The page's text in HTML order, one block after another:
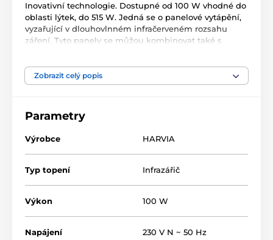
Inovativní technologie. Dostupné od 100 W vhodné do
oblasti lýtek, do 515 W. Jedná se o panelové vytápění,
vyzařující v dlouhovlnném infračerveném rozsahu
záření. Tyto panely se můžou kombinovat také s
emise tepla směrem dopředu. Nevyžaduje žádné
větrání, vhodný i jako radiátor nohou v infrasauně.
infračervených kabin. Jakékoli jiné použití (např. jako
záruku.
Topná deska bez mřížky.
Síťové napětí: 230 V ~ 1N 50 Hz
Tepelná pojistka: 100 °C
Rozsah teploty: -40°C až + 95°C
Zobrazit celý popis
Parametry
Výrobce HARVIA
Typ topení Infrazářič
Výkon 100 W
Napájení 230 V N ~ 50 Hz